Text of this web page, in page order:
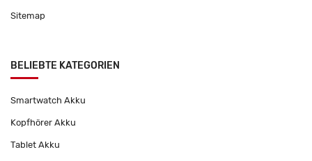
Sitemap
BELIEBTE KATEGORIEN
Smartwatch Akku
Kopfhörer Akku
Tablet Akku